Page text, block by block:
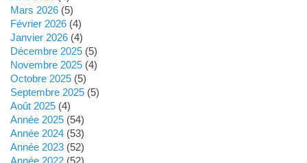
mars 2026(5)
février 2026(4)
janvier 2026(4)
décembre 2025(5)
novembre 2025(4)
octobre 2025(5)
septembre 2025(5)
août 2025(4)
année 2025(54)
année 2024(53)
année 2023(52)